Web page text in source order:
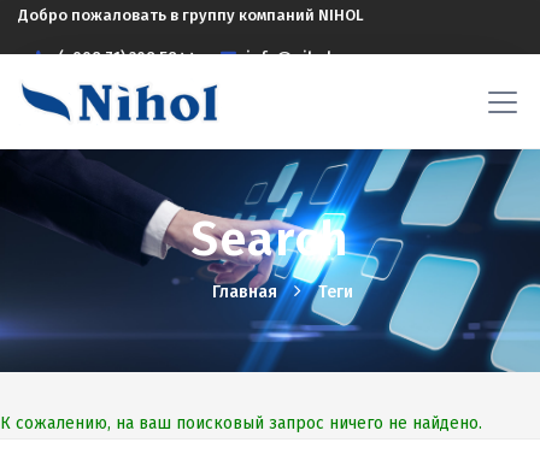
Добро пожаловать в группу компаний NIHOL
(+998 71) 208 5844 info@nihol.uz
Search
Главная Теги
К сожалению, на ваш поисковый запрос ничего не найдено.